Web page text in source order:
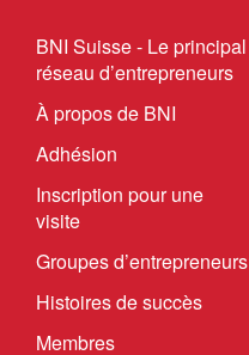
BNI Suisse - Le principal
réseau d’entrepreneurs
À propos de BNI
Adhésion
Inscription pour une
visite
Groupes d’entrepreneurs
Histoires de succès
Membres